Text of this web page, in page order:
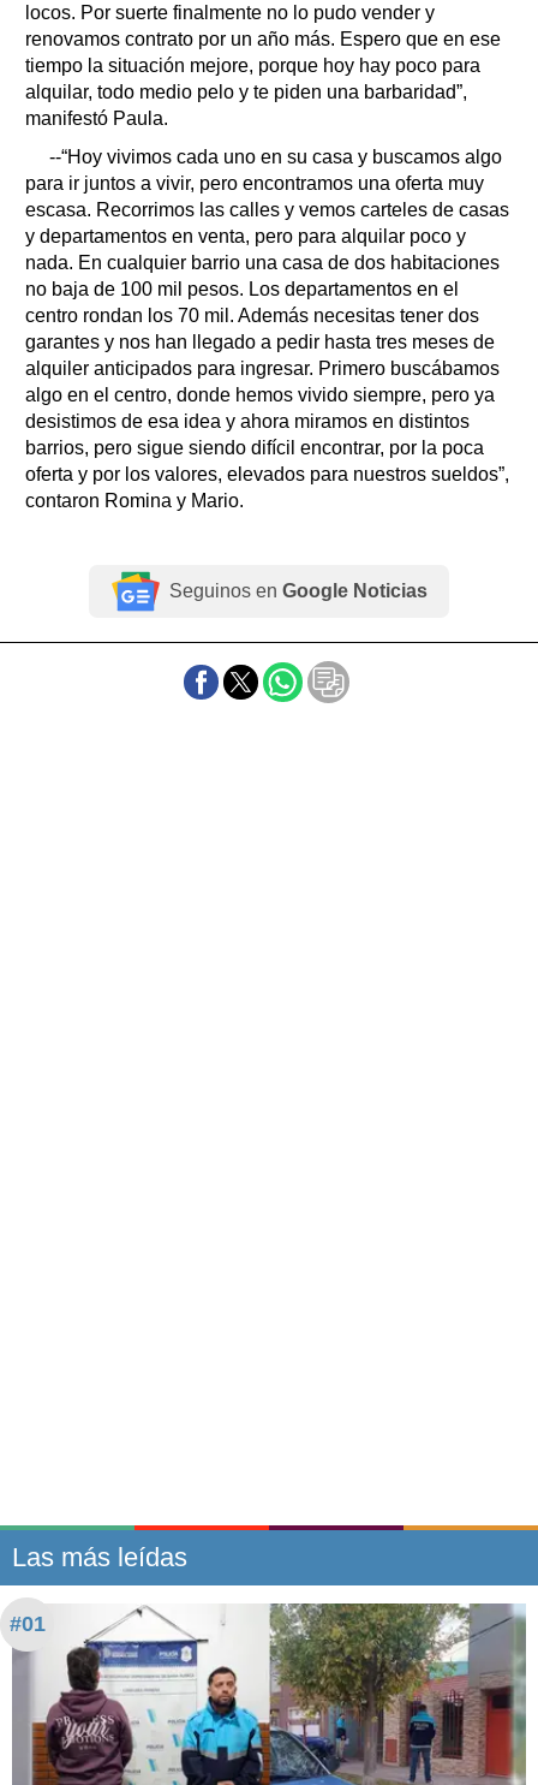
locos. Por suerte finalmente no lo pudo vender y
renovamos contrato por un año más. Espero que en ese
tiempo la situación mejore, porque hoy hay poco para
alquilar, todo medio pelo y te piden una barbaridad”,
manifestó Paula.
--“Hoy vivimos cada uno en su casa y buscamos algo
para ir juntos a vivir, pero encontramos una oferta muy
escasa. Recorrimos las calles y vemos carteles de casas
y departamentos en venta, pero para alquilar poco y
nada. En cualquier barrio una casa de dos habitaciones
no baja de 100 mil pesos. Los departamentos en el
centro rondan los 70 mil. Además necesitas tener dos
garantes y nos han llegado a pedir hasta tres meses de
alquiler anticipados para ingresar. Primero buscábamos
algo en el centro, donde hemos vivido siempre, pero ya
desistimos de esa idea y ahora miramos en distintos
barrios, pero sigue siendo difícil encontrar, por la poca
oferta y por los valores, elevados para nuestros sueldos”,
contaron Romina y Mario.
Seguinos en Google Noticias
Las más leídas
#01